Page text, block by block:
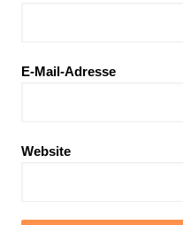
E-Mail-Adresse
Website